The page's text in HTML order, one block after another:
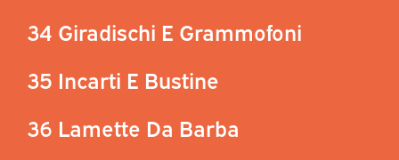
34 Giradischi E Grammofoni
35 Incarti E Bustine
36 Lamette Da Barba